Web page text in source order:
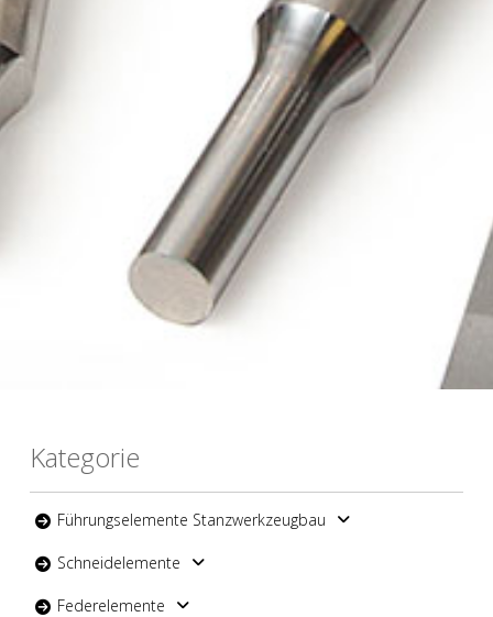
Kategorie
Führungselemente Stanzwerkzeugbau
Schneidelemente
Federelemente